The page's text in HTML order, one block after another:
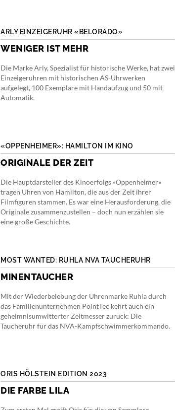
ARLY EINZEIGERUHR «BELORADO»
WENIGER IST MEHR
Die Marke Arly, Spezialist für historische Werke, hat zwei
Einzeigeruhren mit historischen AS-Uhrwerken
aufgelegt, 100 Exemplare mit Handaufzug und 50 mit
Automatik.
«OPPENHEIMER»: HAMILTON IM KINO
ORIGINALE DER ZEIT
Die Hauptdarsteller des Kinoerfolgs «Oppenheimer»
tragen Uhren von Hamilton, die aus der Zeit ihrer
Filmfiguren stammen. Es war eine Herausforderung, die
Originale zusammenzustellen – doch nun erzählen sie
eine große Geschichte.
MOST WANTED: RUHLA NVA TAUCHERUHR
MINENTAUCHER
Mit der Wiederbelebung der Uhrenmarke Ruhla durch
das Familienunternehmen PointTec kehrt auch ein
geheimnisumwitterter Zeitmesser zurück: Die
Taucheruhr für das NVA-Kampfschwimmerkommando.
ORIS HÖLSTEIN EDITION 2023
DIE FARBE LILA